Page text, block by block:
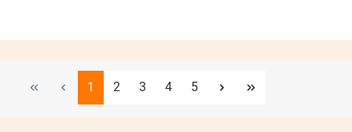
Seite
1 Seite
2 Seite
3 Seite
4 Seite
5